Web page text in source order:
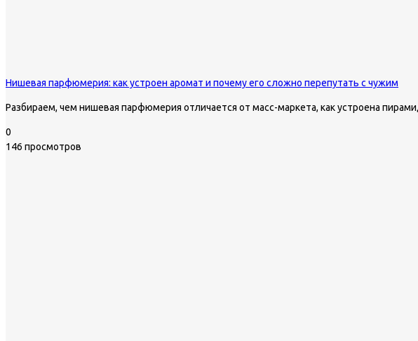
Нишевая парфюмерия: как устроен аромат и почему его сложно перепутать с чужим
Разбираем, чем нишевая парфюмерия отличается от масс-маркета, как устроена
0
146 просмотров